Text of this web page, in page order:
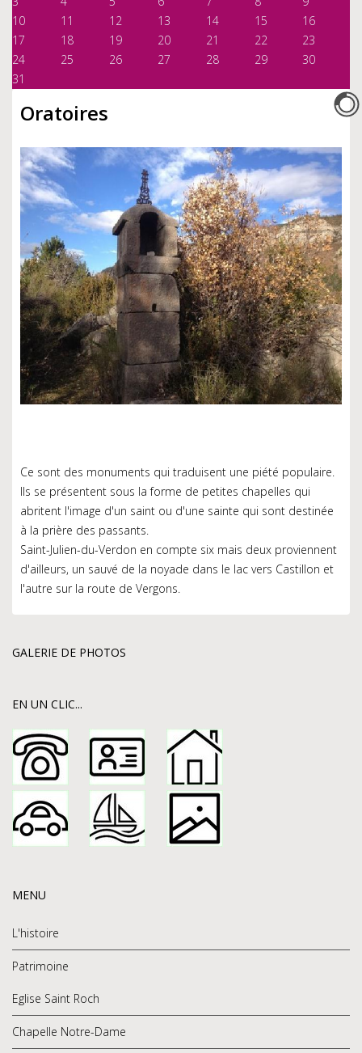
10
11 12 13 14 15
16
17
18 19 20 21 22
23
24
25 26 27 28 29
30
31
Oratoires
2
Ce sont des monuments qui traduisent une piété populaire.
Ils se présentent sous la forme de petites chapelles qui
abritent l'image d'un saint ou d'une sainte qui sont destinée
à la prière des passants.
Saint-Julien-du-Verdon en compte six mais deux proviennent
d'ailleurs, un sauvé de la noyade dans le lac vers Castillon et
l'autre sur la route de Vergons.
GALERIE DE PHOTOS
EN UN CLIC...
MENU
L'histoire
Patrimoine
Eglise Saint Roch
Chapelle Notre-Dame